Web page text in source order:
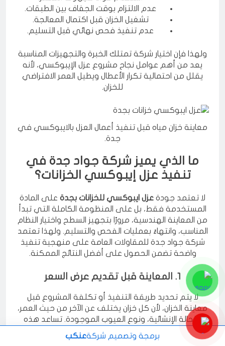
استخدام مواد مجهولة المصدر.
عدم الالتزام بوقت الجفاف بين الطبقات.
تشغيل الخزان قبل اكتمال المعالجة.
ولهذا فإن اختيار شركة تمتلك الخبرة والتجهيزات المناسبة
يعد من أهم عوامل نجاح مشروع عزل الإيبوكسي، لأنه
يقلل من احتمالية تكرار الأعطال ويطيل العمر الافتراضي
معاينة خزان مياه قبل تنفيذ أعمال العزل بالايبوكسي في
ما الذي يميز شركة جواد جدة في
تنفيذ عزل إيبوكسي الخزانات؟
لا تعتمد جودةعزل ايبوكسي للخزانات بجدة على المادة
المستخدمة فقط، بل على المنظومة الكاملة التي تبدأ
من المعاينة الهندسية، مرورًا بتجهيز السطح واختيار النظام
المناسب، وانتهاءً بعمليات الفحص والتسليم. ولهذا تعتمد
شركة جواد جدة للمقاولات العامة على منهجية تنفيذ
لا يتم تحديد طريقة التنفيذ أو تكلفة المشروع قبل
معاينة الخزان، لأن كل خزان يختلف عن الآخر من حيث العمر،
والحالة الإنشائية، ونوع العيوب الموجودة. تساعد هذه
الخطوة على اختيار الحل المناسب دون تحميل العميل
برمجة وتصميم شركةعنكب